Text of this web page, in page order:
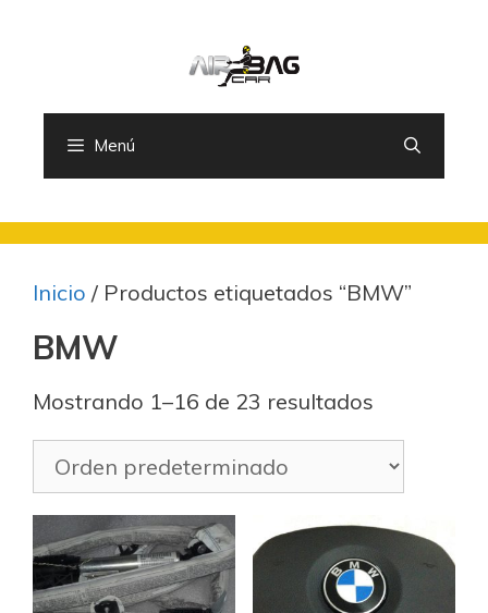
Menú
Inicio / Productos etiquetados “BMW”
BMW
Mostrando 1–16 de 23 resultados